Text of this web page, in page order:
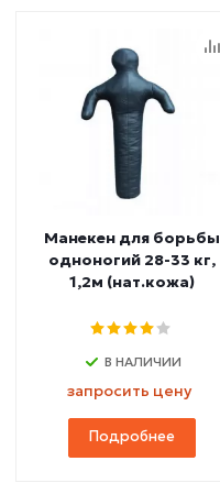
Манекен для борьбы
одноногий 28-33 кг,
1,2м (нат.кожа)
В НАЛИЧИИ
запросить цену
Подробнее